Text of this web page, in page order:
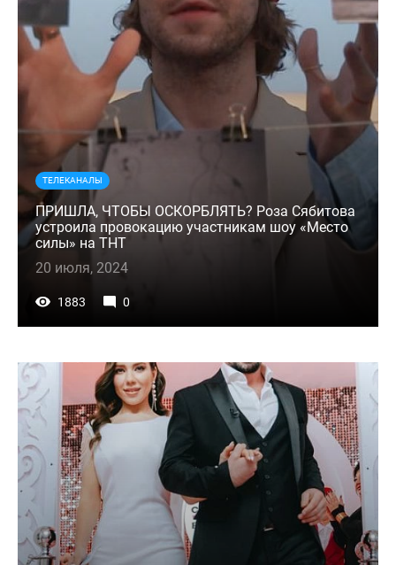
ТЕЛЕКАНАЛЫ
ПРИШЛА, ЧТОБЫ ОСКОРБЛЯТЬ? Роза Сябитова
устроила провокацию участникам шоу «Место
силы» на ТНТ
20 июля, 2024
1883 0